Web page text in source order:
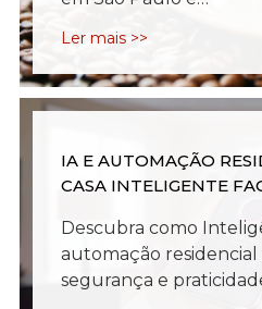
Ler mais >>
IA E AUTOMAÇÃO
CASA INTELIGENTE
Descubra como
automação
segurança e